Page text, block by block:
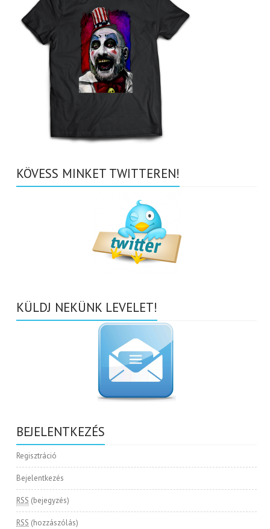
KÖVESS MINKET TWITTEREN!
KÜLDJ NEKÜNK LEVELET!
BEJELENTKEZÉS
Regisztráció
Bejelentkezés
RSS (bejegyzés)
RSS (hozzászólás)